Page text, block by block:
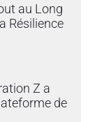
au Long
Résilience
Z a
de